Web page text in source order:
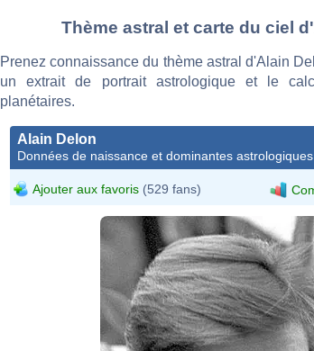
Thème astral et carte du ciel
Prenez connaissance du thème astral d'Alain
un extrait de portrait astrologique et le
planétaires.
Alain Delon
Données de naissance et dominantes astrologiques
Ajouter aux favoris (529 fans)